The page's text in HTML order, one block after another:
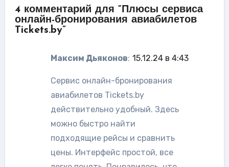
4 комментарий для “Плюсы сервиса
онлайн-бронирования авиабилетов
Tickets.by”
Максим Дьяконов: 15.12.24 в 4:43
Сервис онлайн-бронирования
авиабилетов Tickets.by
действительно удобный. Здесь
можно быстро найти
подходящие рейсы и сравнить
цены. Интерфейс простой, все